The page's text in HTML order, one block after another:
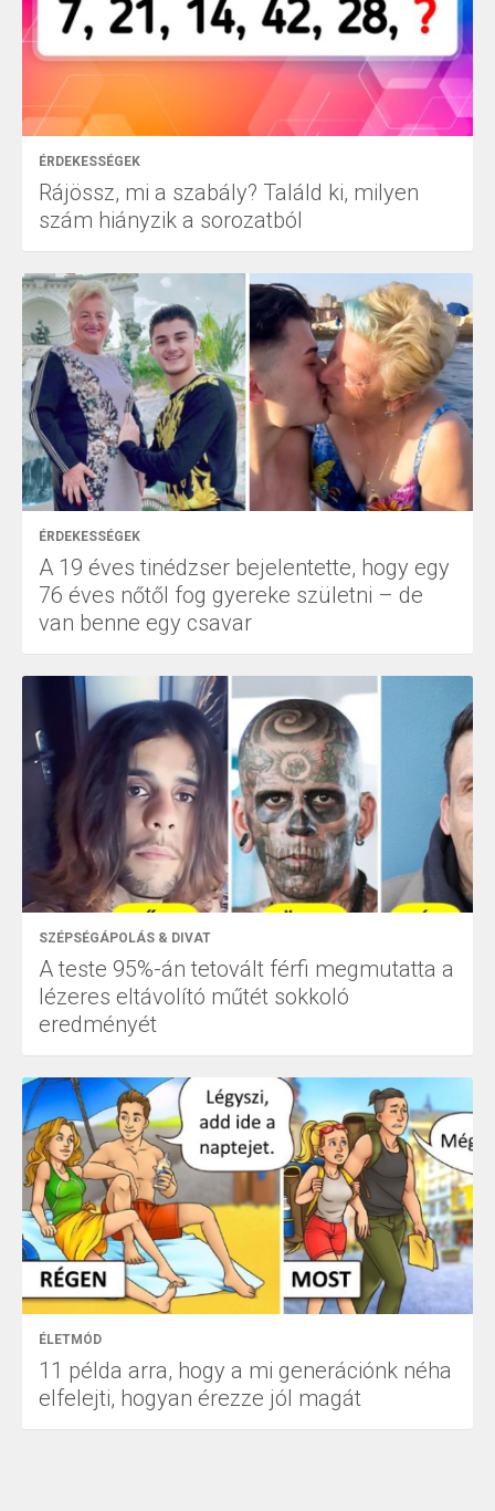
ÉRDEKESSÉGEK
Rájössz, mi a szabály? Találd ki, milyen
szám hiányzik a sorozatból
ÉRDEKESSÉGEK
A 19 éves tinédzser bejelentette, hogy egy
76 éves nőtől fog gyereke születni – de
van benne egy csavar
SZÉPSÉGÁPOLÁS & DIVAT
A teste 95%-án tetovált férfi megmutatta a
lézeres eltávolító műtét sokkoló
eredményét
ÉLETMÓD
11 példa arra, hogy a mi generációnk néha
elfelejti, hogyan érezze jól magát